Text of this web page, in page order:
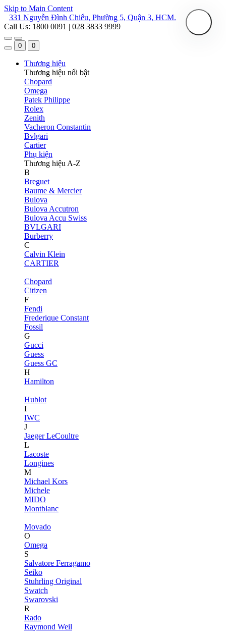
Skip to Main Content
331 Nguyễn Đình Chiểu, Phường 5, Quận 3, HCM.
Call Us: 1800 0091 | 028 3833 9999
0 0
Thương hiệu
Thương hiệu nổi bật
Chopard
Omega
Patek Philippe
Rolex
Zenith
Vacheron Constantin
Bvlgari
Cartier
Phụ kiện
Thương hiệu A-Z
B
Breguet
Baume & Mercier
Bulova
Bulova Accutron
Bulova Accu Swiss
BVLGARI
Burberry
C
Calvin Klein
CARTIER
Chopard
Citizen
F
Fendi
Frederique Constant
Fossil
G
Gucci
Guess
Guess GC
H
Hamilton
Hublot
I
IWC
J
Jaeger LeCoultre
L
Lacoste
Longines
M
Michael Kors
Michele
MIDO
Montblanc
Movado
O
Omega
S
Salvatore Ferragamo
Seiko
Stuhrling Original
Swatch
Swarovski
R
Rado
Raymond Weil